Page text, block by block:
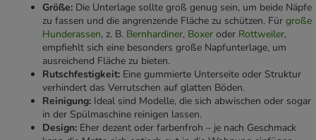
Größe: Die Unterlage sollte groß genug sein, um beide Näpfe
zu fassen und die angrenzende Fläche zu schützen. Für große
Hunderassen, z. B. Bernhardiner, Boxer oder Rottweiler,
empfiehlt sich eine besonders große Napfunterlage, um
ausreichend Fläche zu bieten.
Rutschfestigkeit: Eine gummierte Unterseite oder Struktur
verhindert das Verrutschen auf glatten Böden.
Reinigung: Ideal sind Modelle, die sich abwischen oder sogar
in der Spülmaschine reinigen lassen.
Design: Eher dezent oder farbenfroh – je nach Geschmack